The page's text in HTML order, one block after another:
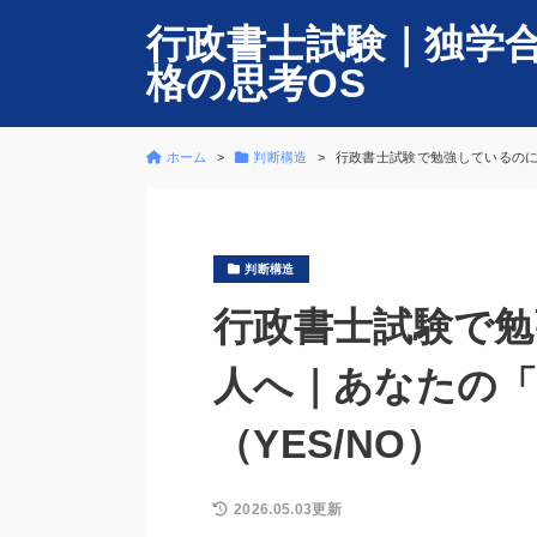
行政書士試験｜独学
格の思考OS
ホーム 判断構造 行政書士試験で勉強しているの
判断構造
行政書士試験で
人へ｜あなたの
（YES/NO）
2026.05.03更新